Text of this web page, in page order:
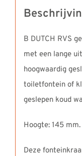
aantal
B DUTCH RVS
met een lange
hoogwaardig
toiletfontein of
geslepen koud
Hoogte: 145
Deze